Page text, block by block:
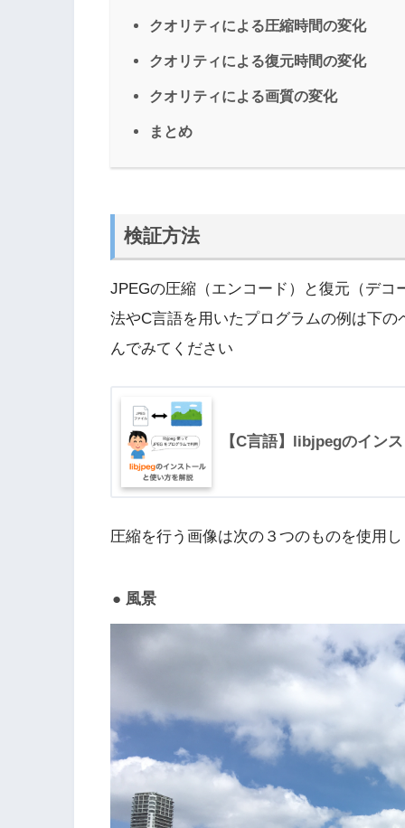
クオリティによる圧縮時間の変化
クオリティによる復元時間の変化
クオリティによる画質の変化
まとめ
検証方法
JPEGの圧縮（エンコード）と復元（デ
法やC言語を用いたプログラムの例は下
んでみてください
【C言語】libjpegのイン
圧縮を行う画像は次の３つのものを使用
風景